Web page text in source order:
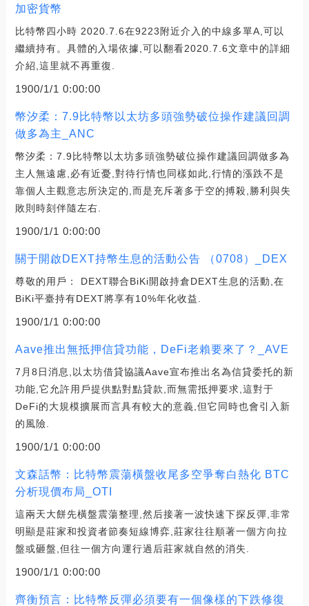
加密貨幣
比特幣四小時 2020.7.6在9223附近介入的中線多單A,可以
繼續持有。具體的入場依據,可以翻看2020.7.6文章中的詳細
介紹,這里就不再重復.
1900/1/1 0:00:00
幣汐柔：7.9比特幣以太坊多頭強勢破位操作建議回調
做多為主_ANC
幣汐柔：7.9比特幣以太坊多頭強勢破位操作建議回調做多為
主人無遠慮,必有近憂,對待行情也同樣如此,行情的漲跌不是
靠個人主觀意志所決定的,而是充斥著多于空的搏殺,勝利與失
敗則時刻伴隨左右.
1900/1/1 0:00:00
關于開啟DEXT持幣生息的活動公告 （0708）_DEX
尊敬的用戶： DEXT聯合BiKi開啟持倉DEXT生息的活動,在
BiKi平臺持有DEXT將享有10%年化收益.
1900/1/1 0:00:00
Aave推出無抵押信貸功能，DeFi老賴要來了？_AVE
7月8日消息,以太坊借貸協議Aave宣布推出名為信貸委托的新
功能,它允許用戶提供點對點貸款,而無需抵押要求,這對于
DeFi的大規模擴展而言具有較大的意義,但它同時也會引入新
的風險.
1900/1/1 0:00:00
文森話幣：比特幣震蕩橫盤收尾多空爭奪白熱化 BTC
分析現價布局_OTI
這兩天大餅先橫盤震蕩整理,然后接著一波快速下探反彈,非常
明顯是莊家和投資者節奏短線博弈,莊家往往順著一個方向拉
盤或砸盤,但往一個方向運行過后莊家就自然的消失.
1900/1/1 0:00:00
齊衡預言：比特幣反彈必須要有一個像樣的下跌修復